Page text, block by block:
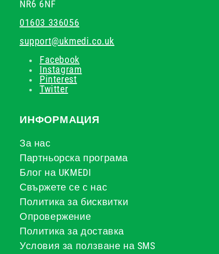
NR6 6NF
01603 336056
support@ukmedi.co.uk
Facebook
Instagram
Pinterest
Twitter
ИНФОРМАЦИЯ
За нас
Партньорска програма
Блог на UKMEDI
Свържете се с нас
Политика за бисквитки
Опровержение
Политика за доставка
Условия за ползване на SMS